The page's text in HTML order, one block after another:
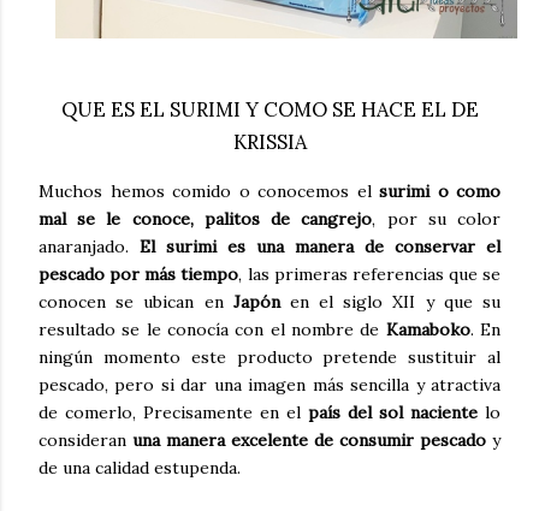
QUE ES EL SURIMI Y COMO SE HACE EL DE
KRISSIA
Muchos hemos comido o conocemos el surimi o como
mal se le conoce, palitos de cangrejo, por su color
anaranjado. El surimi es una manera de conservar el
pescado por más tiempo, las primeras referencias que se
conocen se ubican en Japónen el siglo XII y que su
resultado se le conocía con el nombre de Kamaboko. En
ningún momento este producto pretende sustituir al
pescado, pero si dar una imagen más sencilla y atractiva
de comerlo, Precisamente en el país del sol naciente lo
consideran una manera excelente de consumir pescado y
de una calidad estupenda.